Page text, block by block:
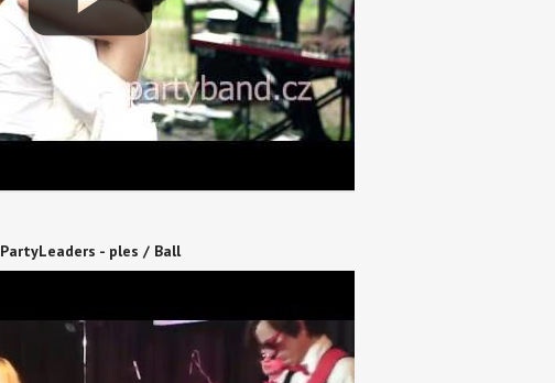
PartyLeaders - ples / Ball